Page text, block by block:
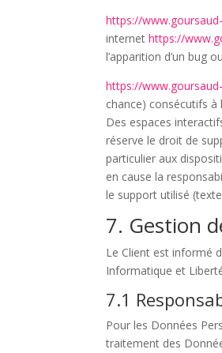
https://
internethttps://
l’apparition d’un bug
https://
chance) consécutifs à
Des espaces
réserve le droit de
particulier aux
en cause la
le support utilisé
7. Gestion
Le Client est informé
Informatique et
7.1
Pour les Données
traitement des